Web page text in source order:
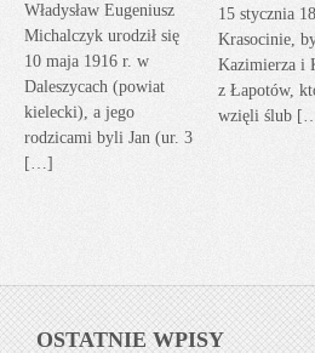
Władysław Eugeniusz
Michalczyk urodził się
10 maja 1916 r. w
Daleszycach (powiat
kielecki), a jego
rodzicami byli Jan (ur. 3
[…]
15 stycznia
Krasocinie,
Kazimierza i
z Łapotów,
wzięli ślub
OSTATNIE WPISY